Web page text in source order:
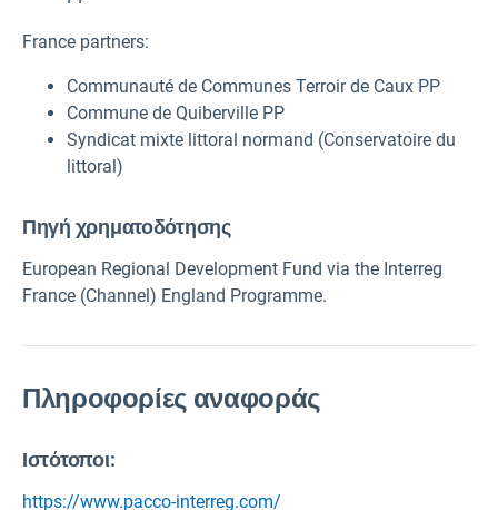
France partners:
Communauté de Communes Terroir de Caux PP
Commune de Quiberville PP
Syndicat mixte littoral normand (Conservatoire du
littoral)
Πηγή χρηματοδότησης
European Regional Development Fund via the Interreg
France (Channel) England Programme.
Πληροφορίες αναφοράς
Ιστότοποι:
https://www.pacco-interreg.com/